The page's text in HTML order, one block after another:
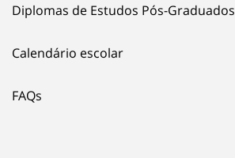
Diplomas de Estudos Pós-Graduados
Calendário escolar
FAQs